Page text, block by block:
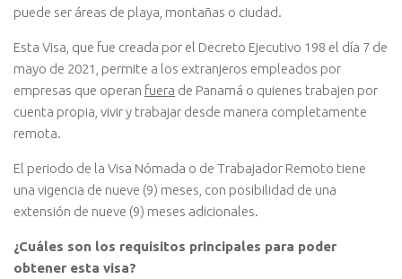
puede ser áreas de playa, montañas o ciudad.
Esta Visa, que fue creada por el Decreto Ejecutivo 198 el día 7 de
mayo de 2021, permite a los extranjeros empleados por
empresas que operan fuera de Panamá o quienes trabajen por
cuenta propia, vivir y trabajar desde manera completamente
remota.
El periodo de la Visa Nómada o de Trabajador Remoto tiene
una vigencia de nueve (9) meses, con posibilidad de una
extensión de nueve (9) meses adicionales.
¿Cuáles son los requisitos principales para poder
obtener esta visa?